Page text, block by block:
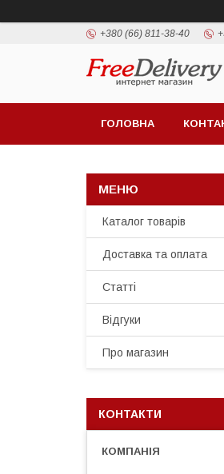
+380 (66) 811-38-40
ГОЛОВНА
Каталог товарів
Доставка та оплата
Статті
Відгуки
Про магазин
КОНТАКТИ